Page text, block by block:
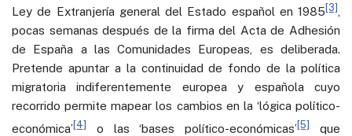
Ley de Extranjería general del Estado español en 1985[3]
pocas semanas después de la firma del Acta de Adhesión
de España a las Comunidades Europeas, es deliberada.
Pretende apuntar a la continuidad de fondo de la política
migratoria indiferentemente europea y española cuyo
recorrido permite mapear los cambios en la ‘lógica político-
económica’[4] o las ‘bases político-económicas’[5]que